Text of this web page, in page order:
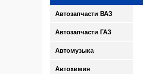
Автозапчасти ВАЗ
Автозапчасти ГАЗ
Автомузыка
Автохимия